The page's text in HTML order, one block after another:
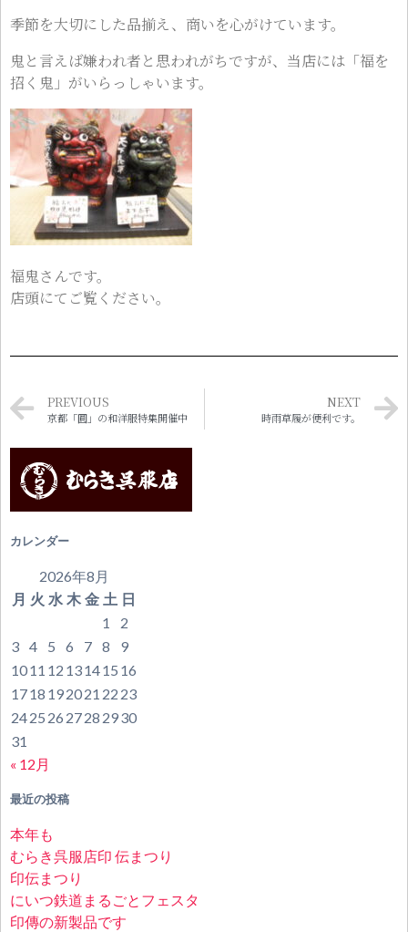
季節を大切にした品揃え、商いを心がけています。
鬼と言えば嫌われ者と思われがちですが、当店には「福を
招く鬼」がいらっしゃいます。
福鬼さんです。
店頭にてご覧ください。
PREVIOUS
京都「圓」の和洋服特集開催中
NEXT
時雨草履が便利です。
カレンダー
2026年8月
月 火 水 木 金 土 日
1
2
3 4 5 6 7 8
9
1011 12 131415 16
1718 192021 22 23
2425 26 2728 2930
31
« 12月
最近の投稿
本年も
むらき呉服店印 伝まつり
印伝まつり
にいつ鉄道まるごとフェスタ
印傳の新製品です